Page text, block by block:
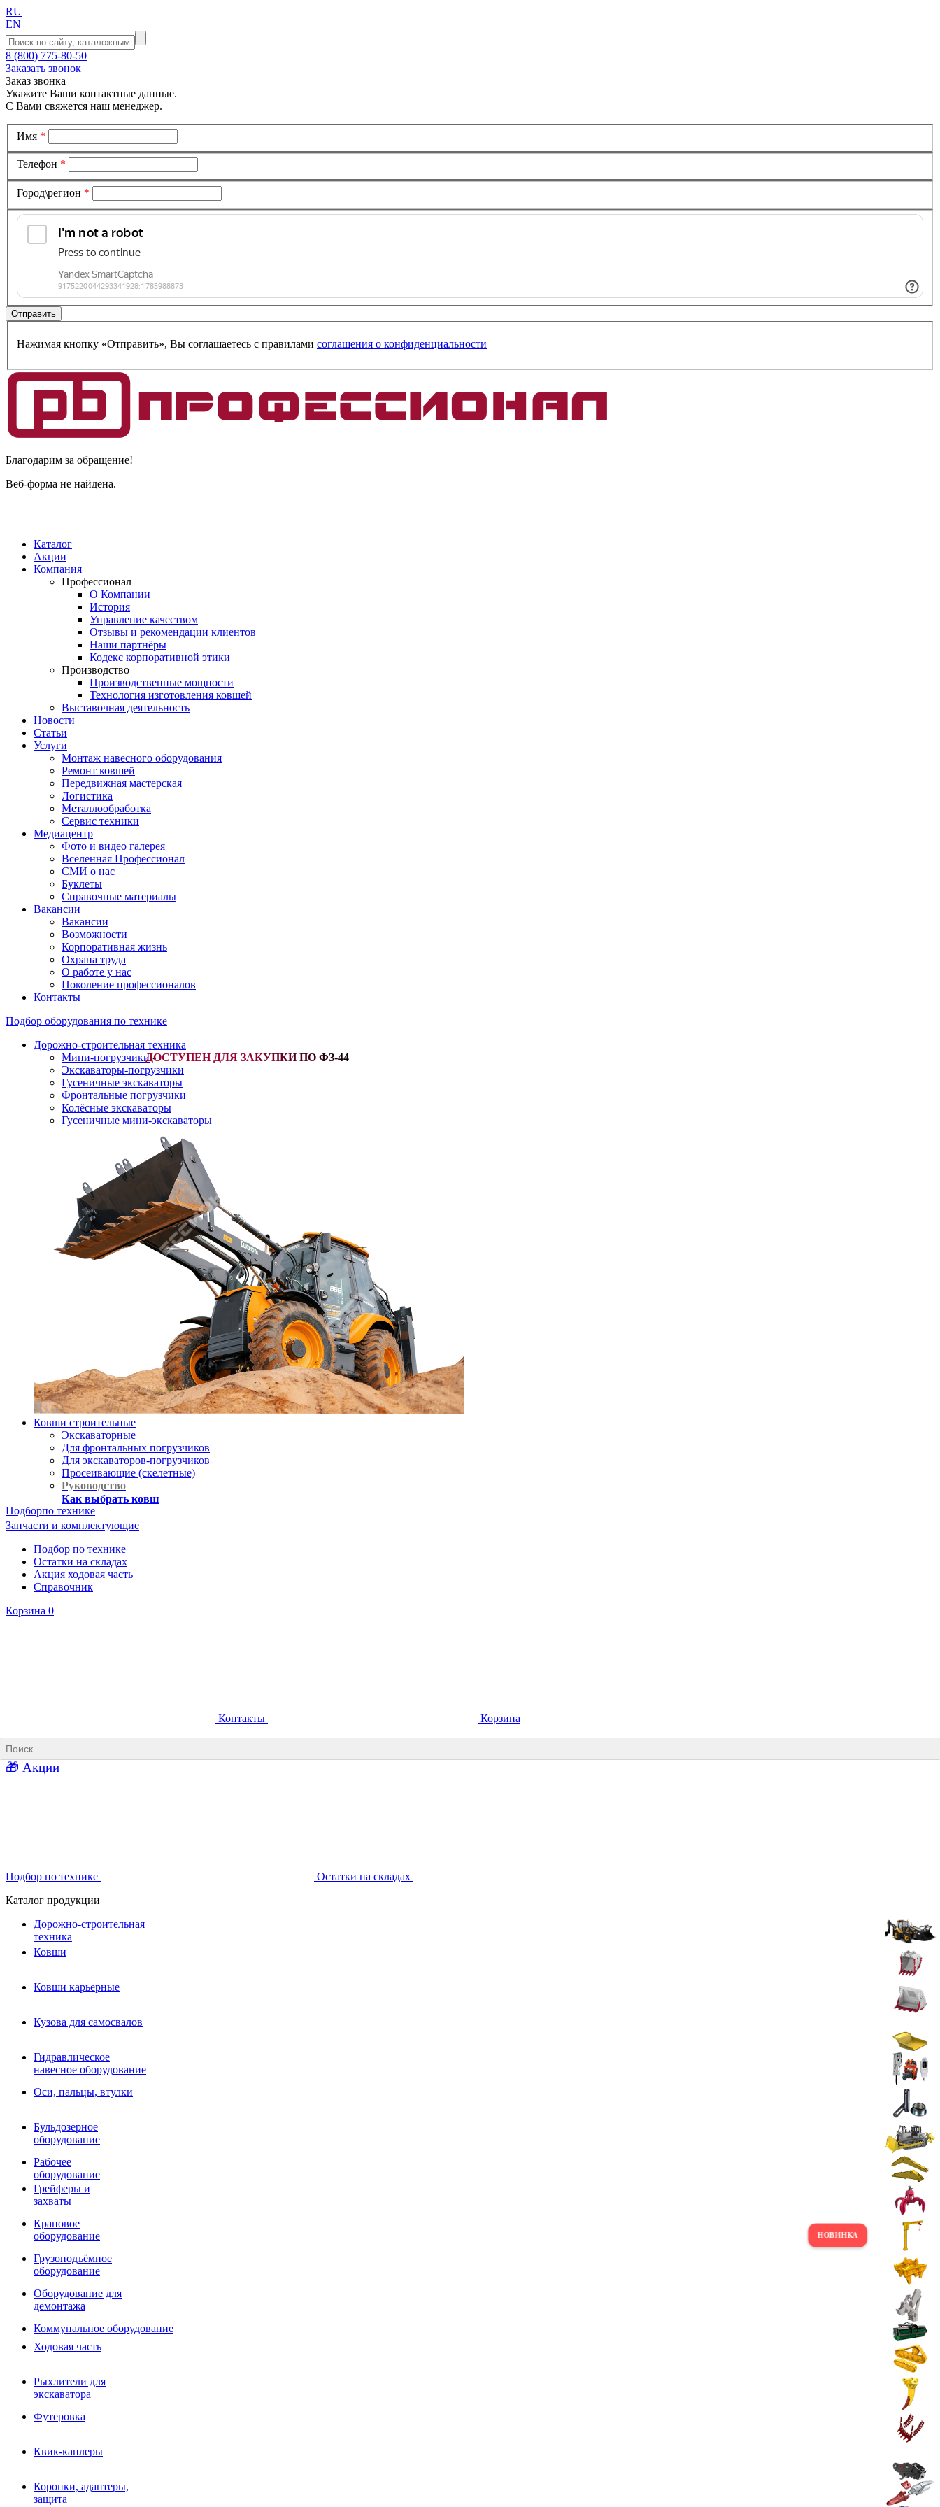
RU
EN
8 (800) 775-80-50
Заказать звонок
Заказ звонка
Укажите Ваши контактные данные.
С Вами свяжется наш менеджер.
Имя *
Телефон *
Город\регион *
Нажимая кнопку «Отправить», Вы соглашаетесь c правилами соглашения о конфиденциальности
Благодарим за обращение!
Веб-форма не найдена.
Каталог
Акции
Компания
Профессионал
О Компании
История
Управление качеством
Отзывы и рекомендации клиентов
Наши партнёры
Кодекс корпоративной этики
Производство
Производственные мощности
Технология изготовления ковшей
Выставочная деятельность
Новости
Статьи
Услуги
Монтаж навесного оборудования
Ремонт ковшей
Передвижная мастерская
Логистика
Металлообработка
Сервис техники
Медиацентр
Фото и видео галерея
Вселенная Профессионал
СМИ о нас
Буклеты
Справочные материалы
Вакансии
Вакансии
Возможности
Корпоративная жизнь
Охрана труда
О работе у нас
Поколение профессионалов
Контакты
Подбор оборудования по технике
Дорожно-строительная техника
Мини-погрузчики-
Экскаваторы-погрузчики
Гусеничные экскаваторы
Фронтальные погрузчики
Колёсные экскаваторы
Гусеничные мини-экскаваторы
Ковши строительные
Экскаваторные
Для фронтальных погрузчиков
Для экскаваторов-погрузчиков
Просеивающие (скелетные)
Руководство
Как выбрать ковш
Ковши для фронтальных погрузчиков
Гидравлическое навесное
оборудование
Гидробуры и шнеки
Вибротрамбовки
Навесные дорожные фрезы
Виброрипперы
Ковши дробильные щековые
Ковши дробильные роторные
Сортировочные ковши барабанные
Сортировочные ковши вальцовые
Фрезы роторные
Фрезы дисковые
Траншеекопатели
Просеивающие ковши для фронтальных погрузчиков
Распределители асфальта
Переходные плиты
Гидроразводка
РВД
Сваерезки
Как выбрать гидромолот
Подборпо технике
Запчасти и комплектующие
Подбор по технике
Остатки на складах
Акция ходовая часть
Справочник
Корзина 0
Контакты Корзина
🎁 Акции
Подбор по технике
Остатки на складах
Каталог продукции
Дорожно-строительная
техника
Ковши
Ковши карьерные
Кузова для самосвалов
Гидравлическое
навесное оборудование
Оси, пальцы, втулки
Бульдозерное
оборудование
Рабочее
оборудование
Грейферы и
захваты
Крановое
оборудование
Грузоподъёмное
оборудование
Оборудование для
демонтажа
Коммунальное оборудование
Ходовая часть
Рыхлители для
экскаватора
Футеровка
Квик-каплеры
Коронки, адаптеры,
защита